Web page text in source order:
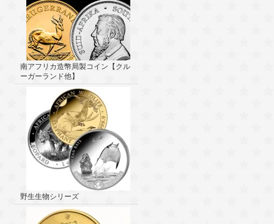
南アフリカ造幣局製コイン【クル
ーガーランド他】
野生生物シリーズ